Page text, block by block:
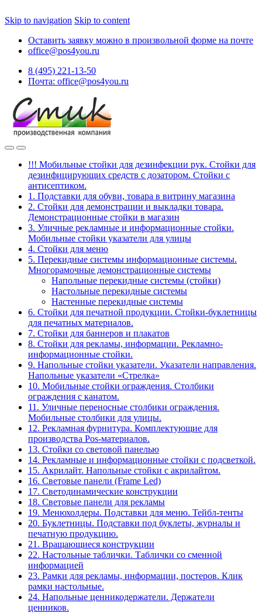
Skip to navigation Skip to content
Оставить заявку можно в произвольной форме на почте
office@pos4you.ru
8 (495) 221-13-50
Почта: office@pos4you.ru
!!! Мобильные стойки для дезинфекции рук. Стойки для
дезинфицирующих средств с дозатором. Стойки с
антисептиком.
1. Подставки для обуви, товара в витрину магазина
2. Стойки для демонстрации и выкладки товара.
Демонстрационные стойки в магазин
3. Уличные рекламные и информационные стойки.
Мобильные стойки указатели для улицы
4. Стойки для меню
5. Перекидные системы информационные системы.
Многорамочные демонстрационные системы
Напольные перекидные системы (стойки)
Настольные перекидные системы
Настенные перекидные системы
6. Стойки для печатной продукции. Стойки-буклетницы
для печатных материалов.
7. Стойки для баннеров и плакатов
8. Стойки для рекламы, информации. Рекламно-
информационные стойки.
9. Напольные стойки указатели. Указатели направления.
Напольные указатели «Стрелка»
10. Мобильные стойки ограждения. Столбики
ограждения с канатом.
11. Уличные переносные столбики ограждения.
Мобильные столбики для улицы.
12. Рекламная фурнитура. Комплектующие для
производства Pos-материалов.
13. Стойки со световой панелью
14. Рекламные и информационные стойки с подсветкой.
15. Акрилайт. Напольные стойки с акрилайтом.
16. Световые панели (Frame Led)
17. Светодинамические конструкции
18. Световые панели для рекламы
19. Менюхолдеры. Подставки для меню. Тейбл-тенты
20. Буклетницы. Подставки под буклеты, журналы и
печатную продукцию.
21. Вращающиеся конструкции
22. Настольные таблички. Таблички со сменной
информацией
23. Рамки для рекламы, информации, постеров. Клик
рамки настольные.
24. Напольные ценникодержатели. Держатели
ценников.